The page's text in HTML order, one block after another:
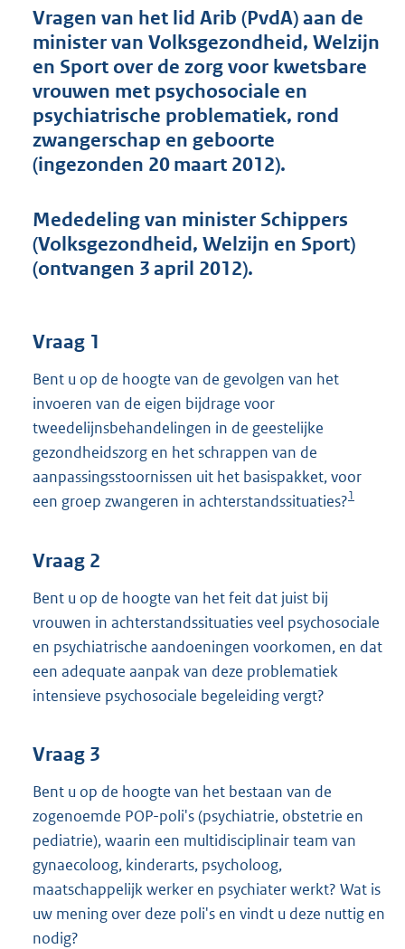
n
d
s
g
r
o
t
t
4
2
b
Vragen van het lid Arib (PvdA) aan de
minister van Volksgezondheid, Welzijn
en Sport over de zorg voor kwetsbare
vrouwen met psychosociale en
psychiatrische problematiek, rond
zwangerschap en geboorte
(ingezonden 20 maart 2012).
Mededeling van minister Schippers
(Volksgezondheid, Welzijn en Sport)
(ontvangen 3 april 2012).
Vraag 1
Bent u op de hoogte van de gevolgen van het
invoeren van de eigen bijdrage voor
tweedelijnsbehandelingen in de geestelijke
gezondheidszorg en het schrappen van de
aanpassingsstoornissen uit het basispakket, voor
een groep zwangeren in achterstandssituaties?1
Vraag 2
Bent u op de hoogte van het feit dat juist bij
vrouwen in achterstandssituaties veel psychosociale
en psychiatrische aandoeningen voorkomen, en dat
een adequate aanpak van deze problematiek
intensieve psychosociale begeleiding vergt?
Vraag 3
Bent u op de hoogte van het bestaan van de
zogenoemde POP-poli's (psychiatrie, obstetrie en
pediatrie), waarin een multidisciplinair team van
gynaecoloog, kinderarts, psycholoog,
maatschappelijk werker en psychiater werkt? Wat is
uw mening over deze poli's en vindt u deze nuttig en
nodig?